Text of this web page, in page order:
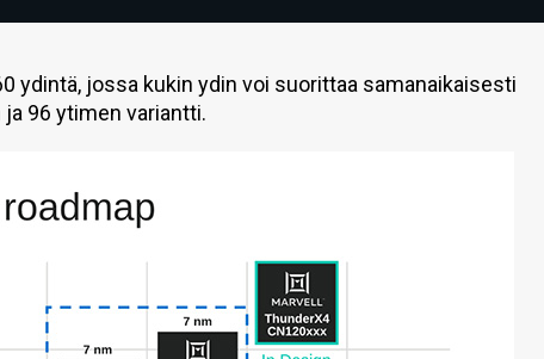
ydintä, jossa kukin ydin voi suorittaa samanaikaisesti
96 ytimen variantti.